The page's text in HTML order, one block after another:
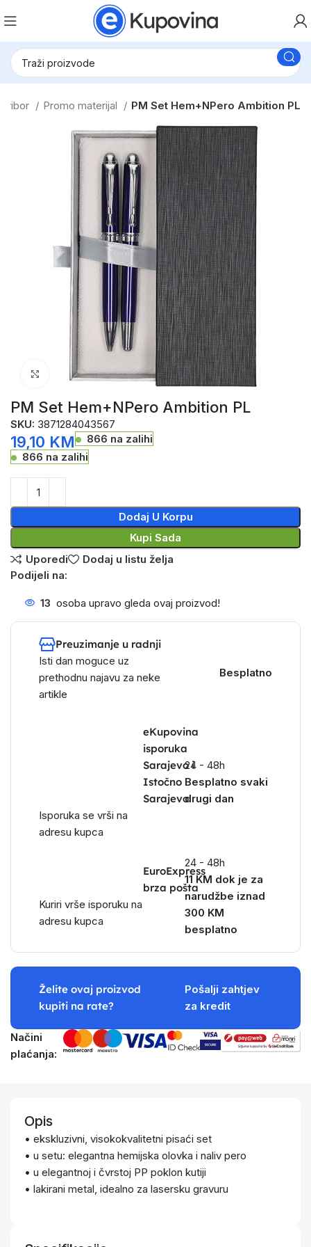
Promo materijal PM Set Hem+NPero Ambition PL
Click to enlarge
PM Set Hem+NPero Ambition PL
SKU: 3871284043567
19,10 KM
866 na zalihi
866 na zalihi
Dodaj U Korpu
Kupi Sada
Uporedi
Dodaj u listu želja
Podijeli na:
13 osoba upravo gleda ovaj proizvod!
Preuzimanje u radnji
Isti dan moguce uz
prethodnu najavu za neke
artikle
Besplatno
eKupovina
isporuka
Sarajevo i
Istočno
Sarajevo
Isporuka se vrši na
adresu kupca
24 - 48h
Besplatno svaki
drugi dan
EuroExpress
brza pošta
Kuriri vrše isporuku na
adresu kupca
24 - 48h
11 KM dok je za
narudžbe iznad
300 KM
besplatno
Želite ovaj proizvod
kupiti na rate?
Pošalji zahtjev
za kredit
Načini
plaćanja:
Opis
• ekskluzivni, visokokvalitetni pisaći set
• u setu: elegantna hemijska olovka i naliv pero
• u elegantnoj i čvrstoj PP poklon kutiji
• lakirani metal, idealno za lasersku gravuru